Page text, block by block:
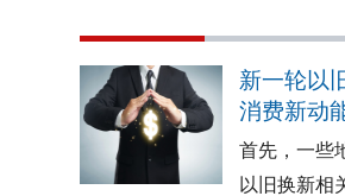
新一轮以
消费新动
首先，一些
以旧换新